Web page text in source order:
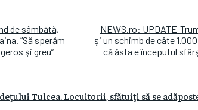
de sâmbătă,
”Să sperăm
şi greu”
NEWS.ro: UPDATE-
şi un schimb de câte
că ăsta e începutul
Tulcea. Locuitorii, sfătuiţi să se